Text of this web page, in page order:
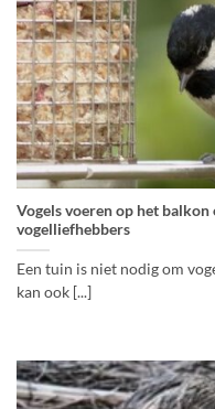
Vogels voeren op het
vogelliefhebbers
Een tuin is niet nodig om
kan ook [...]